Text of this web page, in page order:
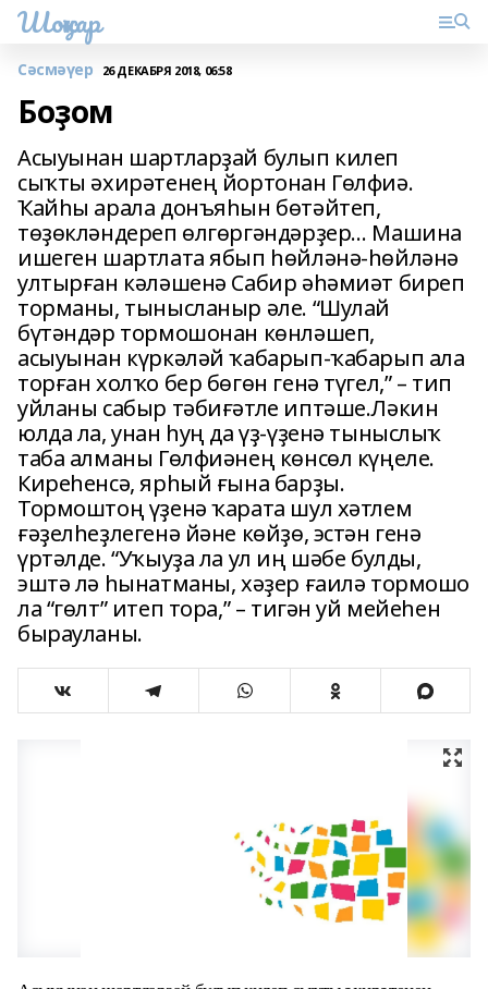
Шоңҡар
Сәсмәүер 26 ДЕКАБРЯ 2018, 06:58
Боҙом
Асыуынан шартларҙай булып килеп
сыҡты әхирәтенең йортонан Гөлфиә.
Ҡайһы арала донъяһын бөтәйтеп,
төҙөкләндереп өлгөргәндәрҙер… Машина
ишеген шартлата ябып һөйләнә-һөйләнә
ултырған кәләшенә Сабир әһәмиәт биреп
торманы, тынысланыр әле. “Шулай
бүтәндәр тормошонан көнләшеп,
асыуынан күркәләй ҡабарып-ҡабарып ала
торған холҡо бер бөгөн генә түгел,” – тип
уйланы сабыр тәбиғәтле иптәше.Ләкин
юлда ла, унан һуң да үҙ-үҙенә тыныслыҡ
таба алманы Гөлфиәнең көнсөл күңеле.
Киреһенсә, ярһый ғына барҙы.
Тормоштоң үҙенә ҡарата шул хәтлем
ғәҙелһеҙлегенә йәне көйҙө, эстән генә
үртәлде. “Уҡыуҙа ла ул иң шәбе булды,
эштә лә һынатманы, хәҙер ғаилә тормошо
ла “гөлт” итеп тора,” – тигән уй мейеһен
бырауланы.